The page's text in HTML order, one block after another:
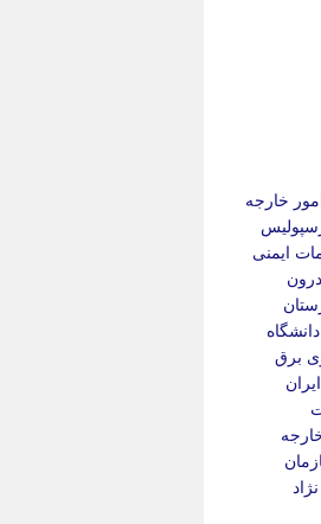
خارجه
ایمنی
برق